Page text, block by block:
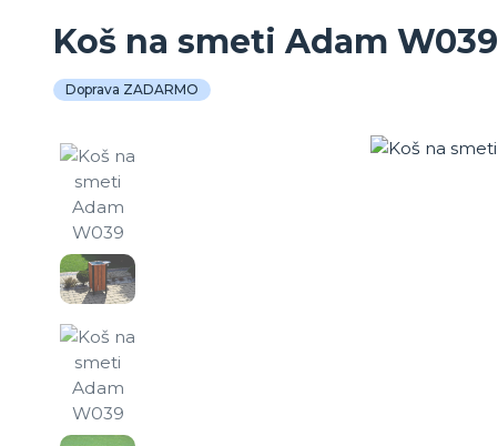
Koš na smeti Adam W039
Doprava ZADARMO